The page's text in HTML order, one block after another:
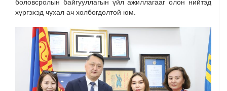
хүргэхэд чухал ач холбогдолтой юм.